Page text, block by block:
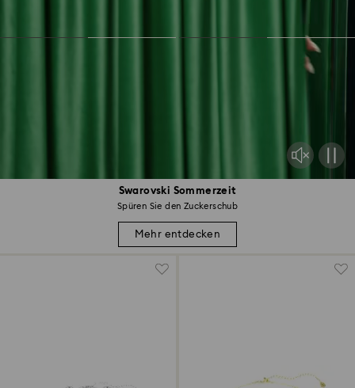
Swarovski Sommerzeit
Spüren Sie den Zuckerschub
Mehr entdecken